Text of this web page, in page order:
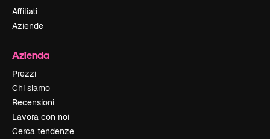
Affiliati
Aziende
Azienda
Prezzi
Chi siamo
Recensioni
Lavora con noi
Cerca tendenze